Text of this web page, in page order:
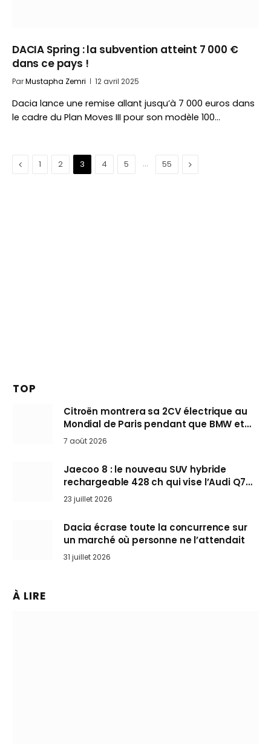
DACIA Spring : la subvention atteint 7 000 €
dans ce pays !
ParMustapha Zemri 12 avril 2025
Dacia lance une remise allant jusqu’à 7 000 euros dans
le cadre du Plan Moves III pour son modèle 100…
Précédent
1 2 3 4 5 … 55 Suivant
TOP
Citroën montrera sa 2CV électrique au
Mondial de Paris pendant que BMW et
Mini désertent le salon
7 août 2026
Jaecoo 8 : le nouveau SUV hybride
rechargeable 428 ch qui vise l’Audi Q7
arrive en Europe cet automne
23 juillet 2026
Dacia écrase toute la concurrence sur
un marché où personne ne l’attendait
31 juillet 2026
À LIRE